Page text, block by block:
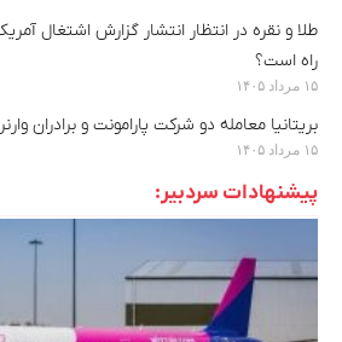
طلا و نقره در انتظار انتشار گزارش اشتغال
راه است؟
۱۵ مرداد ۱۴۰۵
بریتانیا معامله دو شرکت پارامونت و برادران
۱۵ مرداد ۱۴۰۵
پیشنهادات سردبیر: